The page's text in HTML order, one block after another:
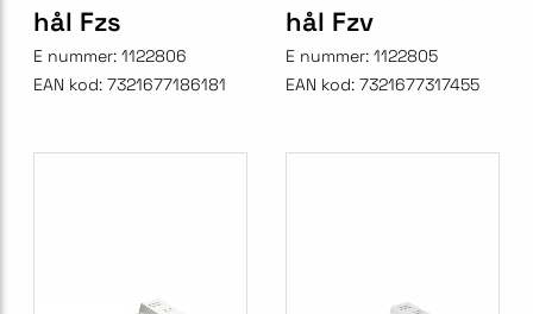
hål Fzs
E nummer: 1122806
EAN kod: 7321677186181
hål Fzv
E nummer: 1122805
EAN kod: 7321677317455